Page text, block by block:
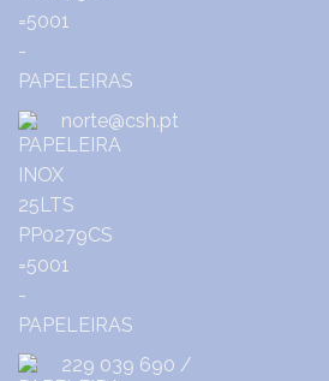
norte@csh.pt
229 039 690 /